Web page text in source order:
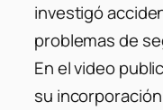
investigó
problemas de
En el video
su